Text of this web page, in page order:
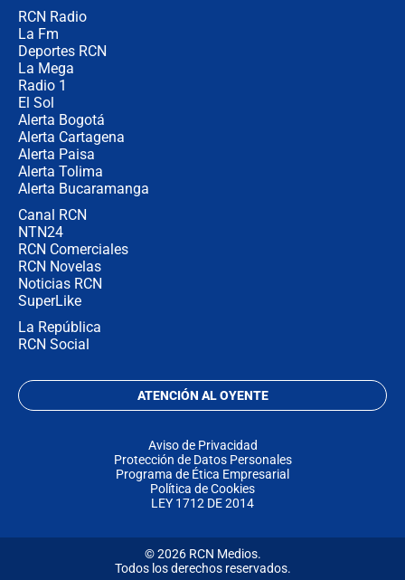
RCN Radio
La Fm
Deportes RCN
La Mega
Radio 1
El Sol
Alerta Bogotá
Alerta Cartagena
Alerta Paisa
Alerta Tolima
Alerta Bucaramanga
Canal RCN
NTN24
RCN Comerciales
RCN Novelas
Noticias RCN
SuperLike
La República
RCN Social
ATENCIÓN AL OYENTE
Aviso de Privacidad
Protección de Datos Personales
Programa de Ética Empresarial
Política de Cookies
LEY 1712 DE 2014
© 2026 RCN Medios.
Todos los derechos reservados.